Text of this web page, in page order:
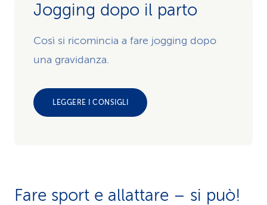
Jogging dopo il parto
Così si ricomincia a fare jogging dopo
una gravidanza.
LEGGERE I CONSIGLI
Fare sport e allattare – si può!